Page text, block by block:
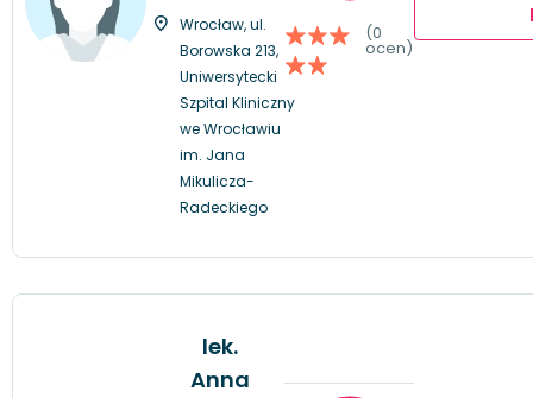
Wrocław, ul.
Borowska 213,
Uniwersytecki
Szpital Kliniczny
we Wrocławiu
im. Jana
Mikulicza-
Radeckiego
(0
ocen)
lek.
Anna